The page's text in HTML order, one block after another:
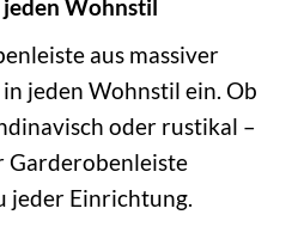
Wohnstil
aus massiver
jeden Wohnstil ein. Ob
oder rustikal –
Garderobenleiste
jeder Einrichtung.